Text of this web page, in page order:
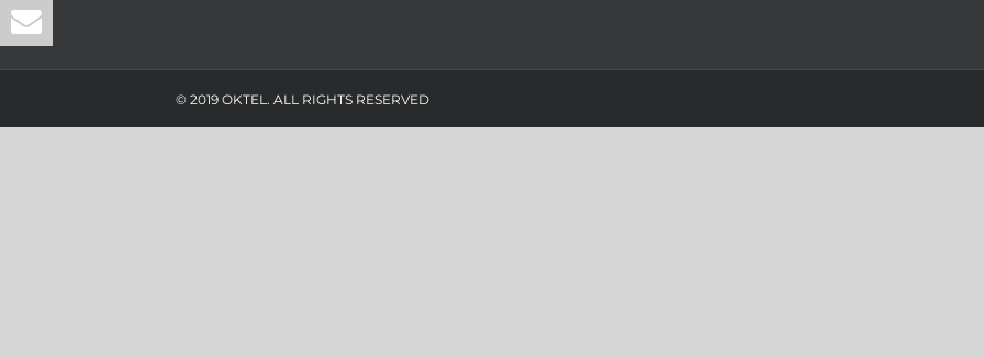
© 2019 OKTEL. ALL RIGHTS RESERVED